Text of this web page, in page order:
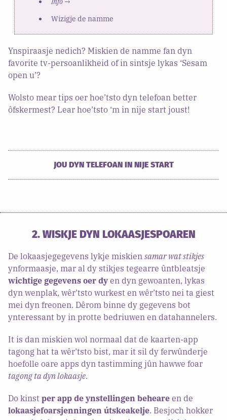
Wizigje de namme
Ynspiraasje nedich? Miskien de namme fan dyn
favorite tv-persoanlikheid of in sintsje lykas ‘Sesam
open u’?
Wolsto mear tips oer hoe’tsto dyn telefoan better
ôfskermest? Lear hoe’tsto ‘m in nije start joust!
JOU DYN TELEFOAN IN NIJE START
2. WISKJE DYN LOKAASJESPOAREN
De lokaasjegegevens lykje miskien samar wat stikjes
ynformaasje, mar al dy stikjes tegearre ûntbleatsje
wichtige gegevens oer dy en dyn gewoanten, lykas
dyn wenplak, wêr’tsto wurkest en wêr’tsto nei ta giest
mei dyn freonen. Dêrom binne dy gegevens bot
ynteressant by in protte bedriuwen en datahannelers.
It is dan miskien wol normaal dat de kaarten-app
tagong hat ta wêr’tsto bist, mar it sil dy ferwûnderje
hoefolle oare apps dyn tastimming jûn hawwe foar
tagong ta dyn lokaasje.
Do kinst per app de ynstellingen beheare en de
lokaasjefoarsjenningen útskeakelje. Besjoch hokker